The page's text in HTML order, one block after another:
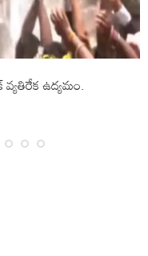
ఉద్యమం.